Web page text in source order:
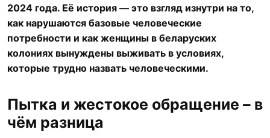
2024 года. Её история — это взгляд изнутри на то,
как нарушаются базовые человеческие
потребности и как женщины в беларуских
колониях вынуждены выживать в условиях,
которые трудно назвать человеческими.
Пытка и жестокое обращение – в
чём разница